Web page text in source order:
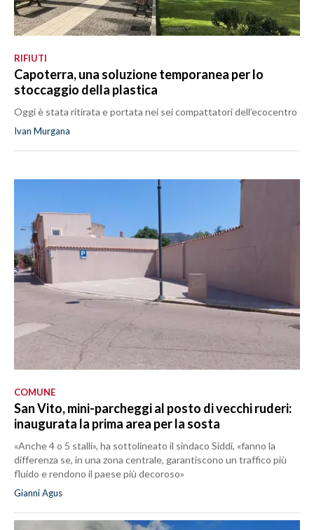
RIFIUTI
Capoterra, una soluzione temporanea per lo
stoccaggio della plastica
Oggi è stata ritirata e portata nei sei compattatori dell’ecocentro
Ivan Murgana
COMUNE
San Vito, mini-parcheggi al posto di vecchi ruderi:
inaugurata la prima area per la sosta
«Anche 4 o 5 stalli», ha sottolineato il sindaco Siddi, «fanno la
differenza se, in una zona centrale, garantiscono un traffico più
fluido e rendono il paese più decoroso»
Gianni Agus